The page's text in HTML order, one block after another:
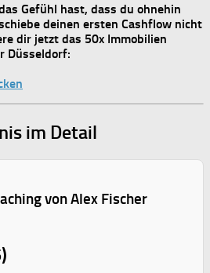
Gefühl hast, dass du ohnehin
deinen ersten Cashflow nicht
dir jetzt das 50x Immobilien
Düsseldorf:
im Detail
von Alex Fischer